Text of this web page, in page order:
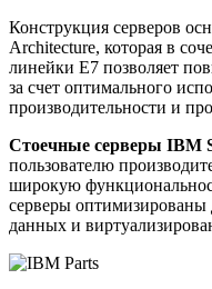
Конструкция серверов
Architecture, которая в
линейки E7 позволяет
за счет оптимального
производительности и
Стоечные серверы IBM
пользователю
широкую
серверы
данных и